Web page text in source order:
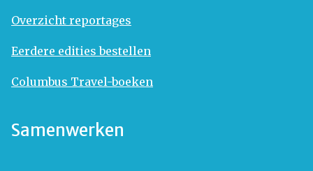
Overzicht reportages
Eerdere edities bestellen
Columbus Travel-boeken
Samenwerken